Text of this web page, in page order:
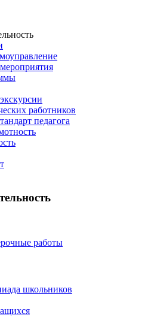
работников
педагога
работы
школьников